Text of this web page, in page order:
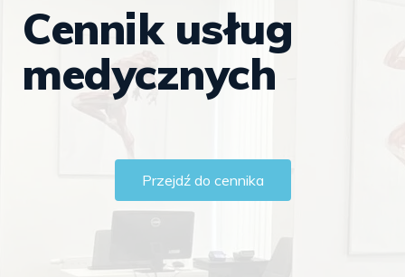
Cennik usług
medycznych
Przejdź do cennika